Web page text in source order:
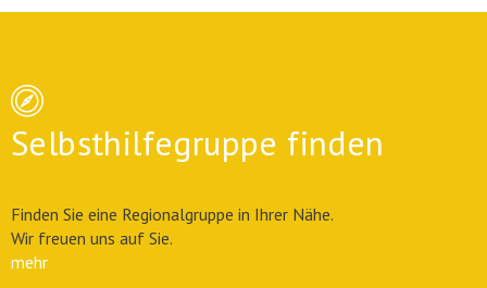
Selbsthilfegruppe finden
Finden Sie eine Regionalgruppe in Ihrer Nähe.
Wir freuen uns auf Sie.
mehr